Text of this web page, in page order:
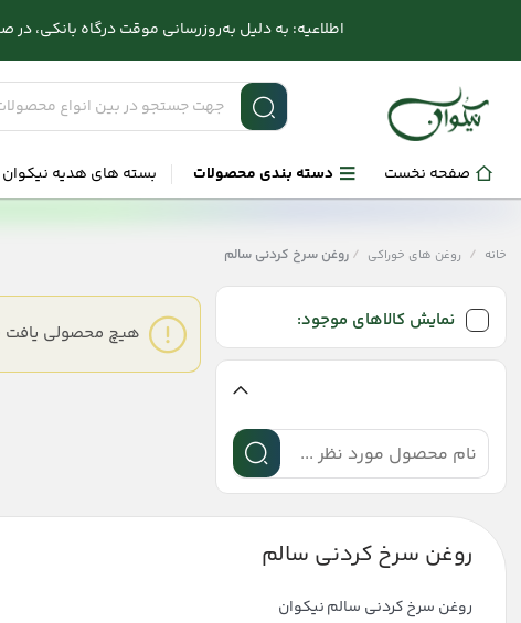
اطلاعیه: به دلیل به‌روزرسانی موقت درگاه بانکی، در صورت
صفحه نخست دسته بندی محصولات بسته های هدیه نیکوان
خانه / روغن های خوراکی /روغن سرخ کردنی سالم
نمایش کالاهای موجود:
هیچ محصولی یافت
روغن سرخ کردنی سالم
روغن سرخ کردنی سالم نیکوان